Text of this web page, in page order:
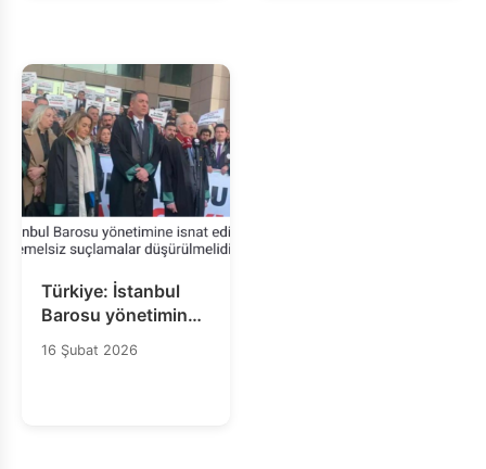
Türkiye: İstanbul
Barosu yönetimine
isnat edilen
temelsiz suçlamalar
16 Şubat 2026